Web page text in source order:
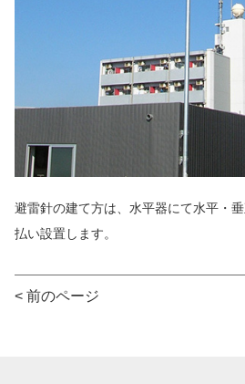
避雷針の建て方は、水平器にて水平・
払い設置します。
< 前のページ